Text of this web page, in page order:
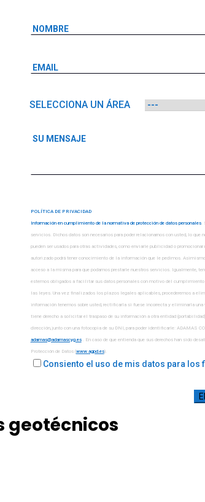
SELECCIONA UN ÁREA
POLÍTICA DE PRIVACIDAD
Información en cumplimiento de la normativa de protección de datos personales.
servicios. Dichos datos son necesarios para poder relacionarnos con usted, lo
pueden ser usados para otras actividades, como enviarle publicidad o
autorizado podrá tener conocimiento de la información que le pedimos.
acceso a la misma para que podamos prestarle nuestros servicios. Igualmente,
estemos obligados a facilitar sus datos personales con motivo del cumplimiento
las leyes. Una vez finalizados los plazos legales aplicables, procederemos a
información tenemos sobre usted, rectificarla si fuese incorrecta y eliminarla
tiene derecho a solicitar el traspaso de su información a otra entidad
dirección, junto con una fotocopia de su DNI, para poder identificarle: ADAMAS
. En caso de que entienda que sus derechos han sido
Protección de Datos (www.agpd.es).
Consiento el uso de mis datos para los
geotécnicos